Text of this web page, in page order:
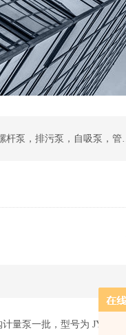
计量泵，磁力泵，化
量泵一批，型号为 JYZR